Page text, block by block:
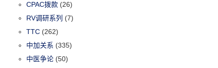
CPAC拨款 (26)
RV调研系列 (7)
TTC (262)
中加关系 (335)
中医争论 (50)